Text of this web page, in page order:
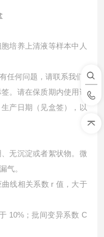
培养上清液等样本中 人
任何问题，请联系我们
。请在保质期内使用试
产日期（见盒签），以
无沉淀或者絮状物。微
气。
线相关系数 r 值，大于
10%；批间变异系数 C